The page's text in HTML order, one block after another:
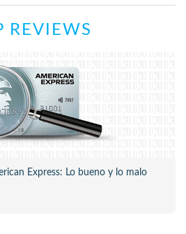
REVIEWS
Express: Lo bueno y lo malo